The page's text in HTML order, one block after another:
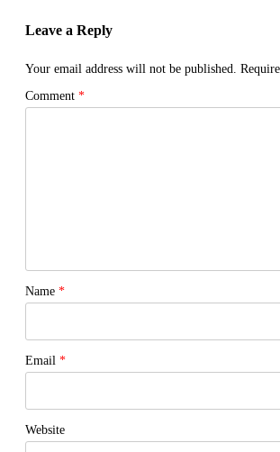
Leave a Reply
Your email address will not be published.
Comment *
Name *
Email *
Website